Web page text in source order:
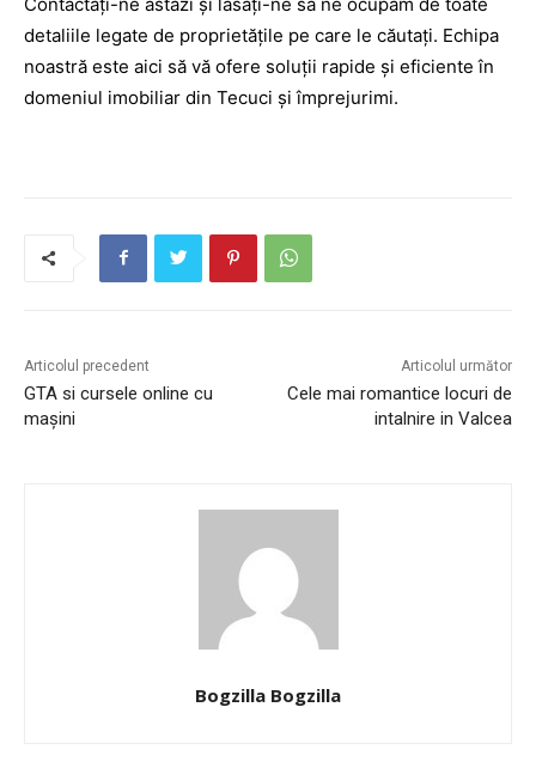
detaliile legate de proprietățile pe care le căutați. Echipa
noastră este aici să vă ofere soluții rapide și eficiente în
domeniul imobiliar din Tecuci și împrejurimi.
Articolul precedent
GTA si cursele online cu
mașini
Articolul următor
Cele mai romantice locuri de
intalnire in Valcea
Bogzilla Bogzilla